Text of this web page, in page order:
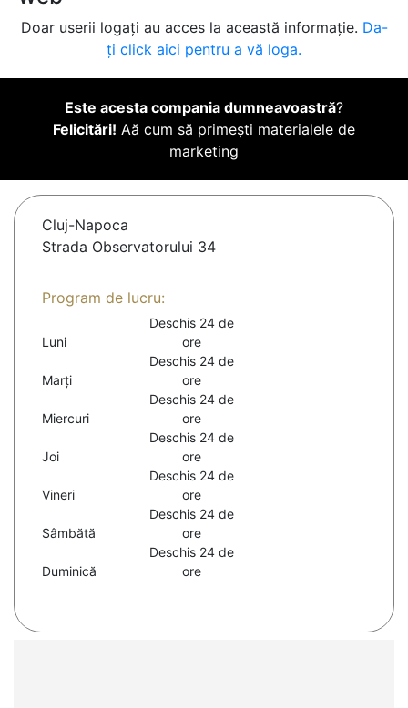
Doar userii logați au acces la această informație. Da-
ți click aici pentru a vă loga.
Este acesta compania dumneavoastră?
Felicitări! Aă cum să primești materialele de
marketing
Cluj-Napoca
Strada Observatorului 34
Program de lucru:
Luni
Deschis 24 de
ore
Marți
Deschis 24 de
ore
Miercuri
Deschis 24 de
ore
Joi
Deschis 24 de
ore
Vineri
Deschis 24 de
ore
Sâmbătă
Deschis 24 de
ore
Duminică
Deschis 24 de
ore